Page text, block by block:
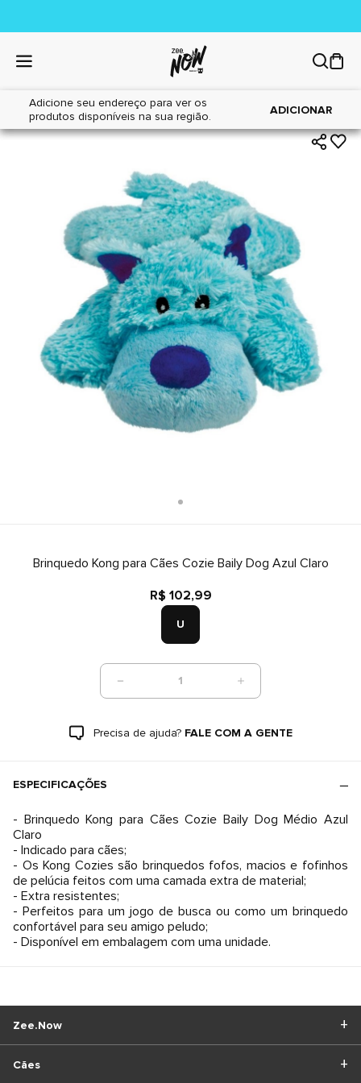
Adicione seu endereço para ver os
produtos disponíveis na sua região.
ADICIONAR
Home|Cães|Brinquedos
Brinquedo Kong para Cães Cozie Baily Dog Azul Claro
R$ 102,99
U
1
Precisa de ajuda? FALE COM A GENTE
ESPECIFICAÇÕES
- Brinquedo Kong para Cães Cozie Baily Dog Médio Azul
Claro
- Indicado para cães;
- Os Kong Cozies são brinquedos fofos, macios e fofinhos
de pelúcia feitos com uma camada extra de material;
- Extra resistentes;
- Perfeitos para um jogo de busca ou como um brinquedo
confortável para seu amigo peludo;
- Disponível em embalagem com uma unidade.
Cães
Zee.Now